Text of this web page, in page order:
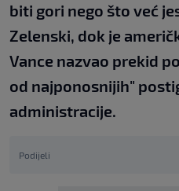
biti gori nego što već
Zelenski, dok je
Vance nazvao prekid
od najponosnijih"
administracije.
Podijeli